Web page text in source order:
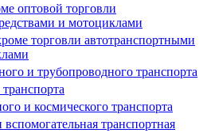
оптовой торговли
и мотоциклами
торговли автотранспортными
и трубопроводного транспорта
и космического транспорта
вспомогательная транспортная